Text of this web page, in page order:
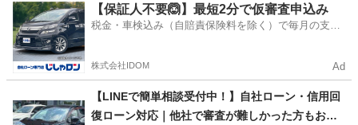
北海道 旭川市 CX-5 ローン
【保証人不要🙆】最短2分で仮審査申込み
税金・車検込み（自賠責保険料を除く）で毎月の支払
株式会社IDOM Ad
【LINEで簡単相談受付中！】自社ローン・信用回
復ローン対応｜他社で審査が難しかった方もお気